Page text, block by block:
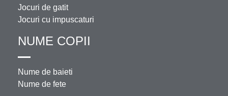
Jocuri de gatit
Jocuri cu impuscaturi
NUME COPII
Nume de baieti
Nume de fete